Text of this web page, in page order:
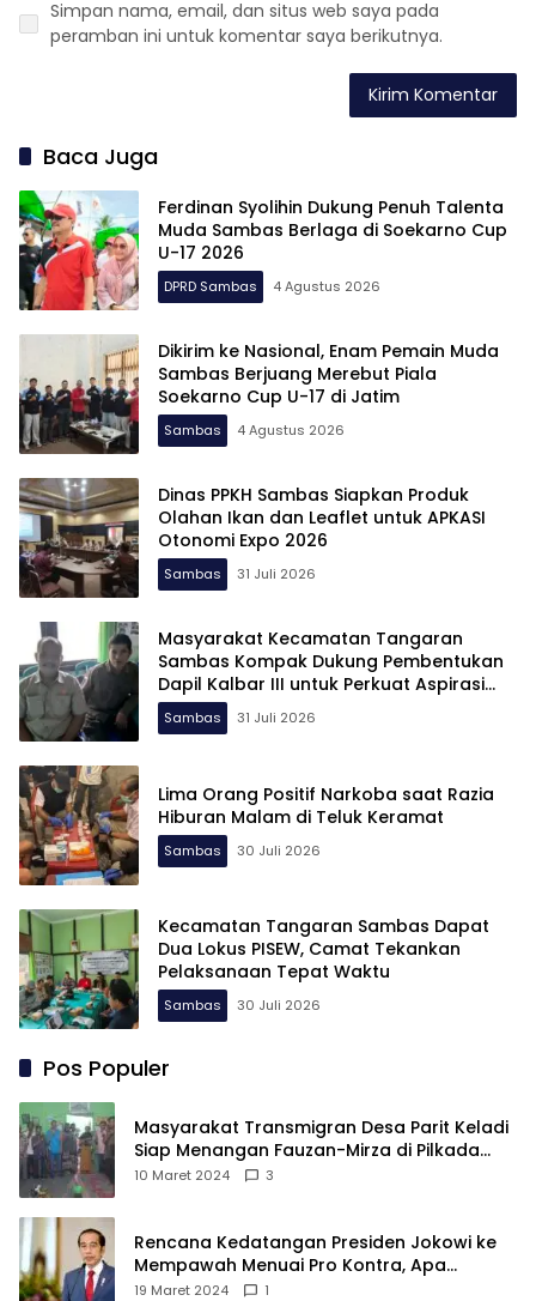
Simpan nama, email, dan situs web saya pada
peramban ini untuk komentar saya berikutnya.
Baca Juga
Ferdinan Syolihin Dukung Penuh Talenta
Muda Sambas Berlaga di Soekarno Cup
U-17 2026
DPRD Sambas 4 Agustus 2026
Dikirim ke Nasional, Enam Pemain Muda
Sambas Berjuang Merebut Piala
Soekarno Cup U-17 di Jatim
Sambas 4 Agustus 2026
Dinas PPKH Sambas Siapkan Produk
Olahan Ikan dan Leaflet untuk APKASI
Otonomi Expo 2026
Sambas 31 Juli 2026
Masyarakat Kecamatan Tangaran
Sambas Kompak Dukung Pembentukan
Dapil Kalbar III untuk Perkuat Aspirasi
Perbatasan
Sambas 31 Juli 2026
Lima Orang Positif Narkoba saat Razia
Hiburan Malam di Teluk Keramat
Sambas 30 Juli 2026
Kecamatan Tangaran Sambas Dapat
Dua Lokus PISEW, Camat Tekankan
Pelaksanaan Tepat Waktu
Sambas 30 Juli 2026
Pos Populer
Masyarakat Transmigran Desa Parit Keladi
Siap Menangan Fauzan-Mirza di Pilkada
Kubu Raya
10 Maret 2024 3
Rencana Kedatangan Presiden Jokowi ke
Mempawah Menuai Pro Kontra, Apa
Sebabnya?
19 Maret 2024 1